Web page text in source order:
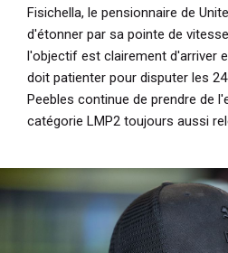
Fisichella, le pensionnaire de
d'étonner par sa pointe de
l'objectif est clairement d'arriver
doit patienter pour disputer les
Peebles continue de prendre de
catégorie LMP2 toujours aussi